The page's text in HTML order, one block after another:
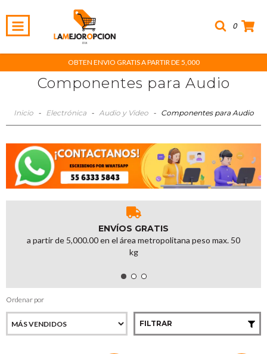
0
OBTEN ENVIO GRATIS A PARTIR DE 5,000
Componentes para Audio
Inicio - Electrónica - Audio y Video - Componentes para Audio
ENVÍOS GRATIS
a partir de 5,000.00 en el área metropolitana peso max. 50
kg
Ordenar por
FILTRAR